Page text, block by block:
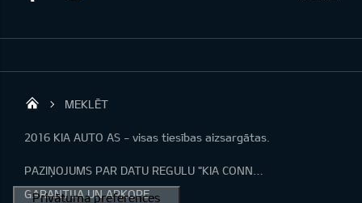
KIA AUTO AS
MEKLĒT
2016 KIA AUTO AS - visas tiesības aizsargātas.
GARANTIJA UN APKOPE